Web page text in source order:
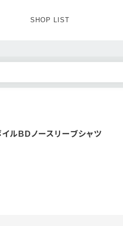
BOTTOMS
PANTS SKIRT
SHOP LIST
ルBDノースリーブシャツ